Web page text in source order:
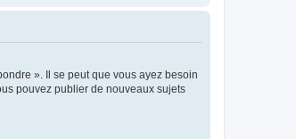
». Il se peut que vous ayez besoin
pouvez publier de nouveaux sujets